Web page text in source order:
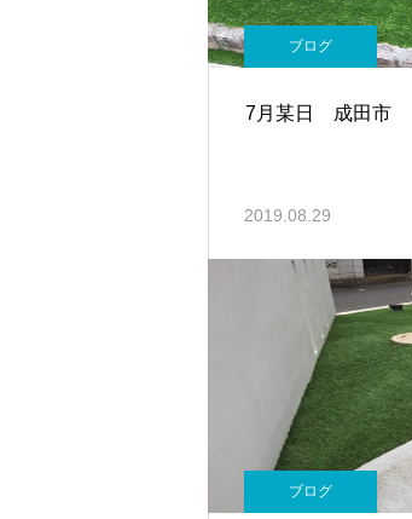
ブログ
7月某日 成田市
2019.08.29
ブログ